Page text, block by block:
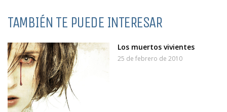
TAMBIÉN TE PUEDE INTERESAR
Los muertos vivientes
25 de febrero de 2010